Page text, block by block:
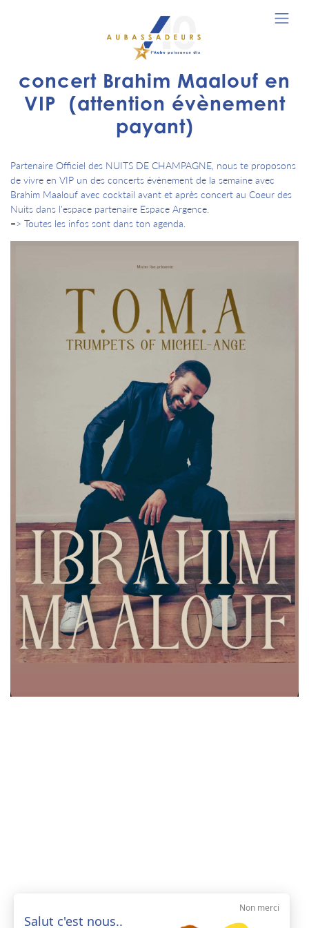
concert Brahim Maalouf en
VIP (attention évènement
payant)
Partenaire Officiel des NUITS DE CHAMPAGNE, nous te proposons
de vivre en VIP un des concerts évènement de la semaine avec
Brahim Maalouf avec cocktail avant et après concert au Coeur des
Nuits dans l'espace partenaire Espace Argence.
=> Toutes les infos sont dans ton agenda.
Non merci
Salut c'est nous..